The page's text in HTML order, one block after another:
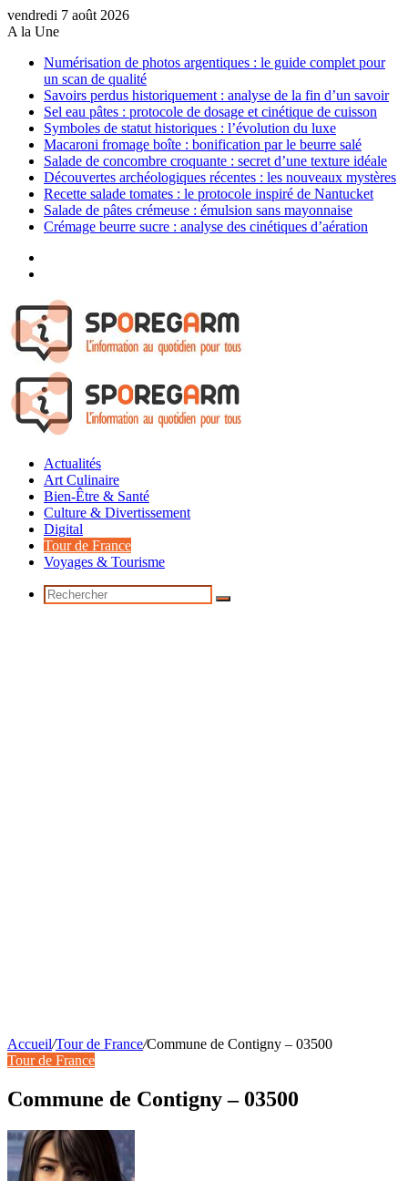
vendredi 7 août 2026
A la Une
Numérisation de photos argentiques : le guide complet pour
un scan de qualité
Savoirs perdus historiquement : analyse de la fin d’un savoir
Sel eau pâtes : protocole de dosage et cinétique de cuisson
Symboles de statut historiques : l’évolution du luxe
Macaroni fromage boîte : bonification par le beurre salé
Salade de concombre croquante : secret d’une texture idéale
Découvertes archéologiques récentes : les nouveaux mystères
Recette salade tomates : le protocole inspiré de Nantucket
Salade de pâtes crémeuse : émulsion sans mayonnaise
Crémage beurre sucre : analyse des cinétiques d’aération
Menu
Actualités
Art Culinaire
Bien-Être & Santé
Culture & Divertissement
Digital
Tour de France
Voyages & Tourisme
Rechercher
Accueil/Tour de France/Commune de Contigny – 03500
Tour de France
Commune de Contigny – 03500